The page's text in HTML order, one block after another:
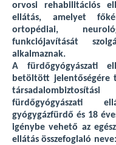
orvosi rehabilitációs
ellátás, amelyet
ortopédiai,
funkciójavítását
alkalmaznak.
A fürdőgyógyászati
betöltött jelentőségére
fürdőgyógyászati
gyógygázfürdő és 18
igénybe vehető az
ellátás összefoglaló